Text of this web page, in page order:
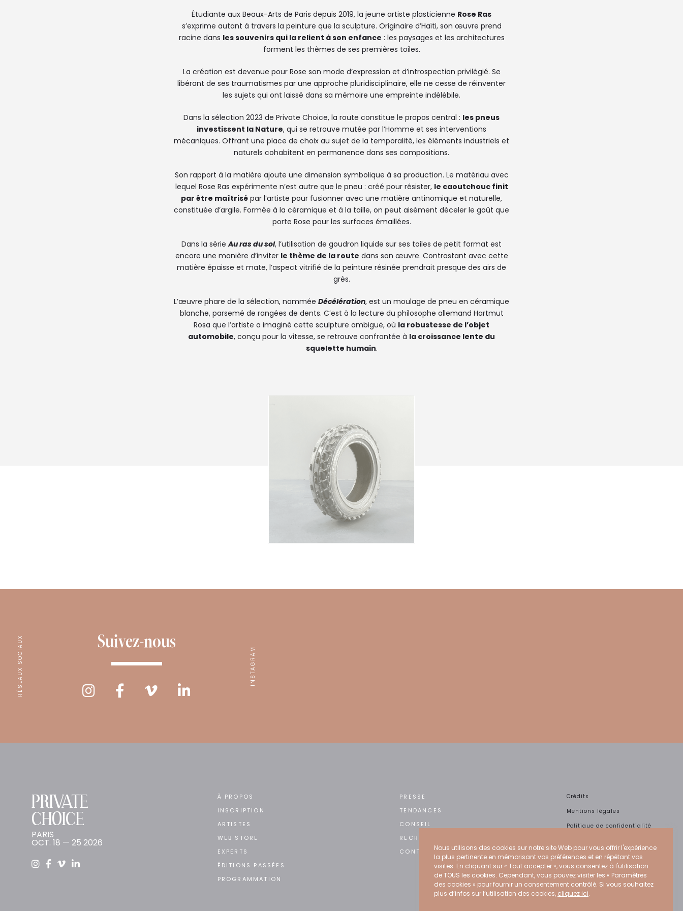
Étudiante aux Beaux-Arts de Paris depuis 2019, la jeune artiste plasticienne Rose Ras
s’exprime autant à travers la peinture que la sculpture. Originaire d’Haïti, son œuvre prend
racine dans les souvenirs qui la relient à son enfance : les paysages et les architectures
forment les thèmes de ses premières toiles.
La création est devenue pour Rose son mode d’expression et d’introspection privilégié. Se
libérant de ses traumatismes par une approche pluridisciplinaire, elle ne cesse de réinventer
les sujets qui ont laissé dans sa mémoire une empreinte indélébile.
Dans la sélection 2023 de Private Choice, la route constitue le propos central : les pneus
investissent la Nature, qui se retrouve mutée par l’Homme et ses interventions
mécaniques. Offrant une place de choix au sujet de la temporalité, les éléments industriels et
naturels cohabitent en permanence dans ses compositions.
Son rapport à la matière ajoute une dimension symbolique à sa production. Le matériau avec
lequel Rose Ras expérimente n’est autre que le pneu : créé pour résister, le caoutchouc finit
par être maîtrisé par l’artiste pour fusionner avec une matière antinomique et naturelle,
constituée d’argile. Formée à la céramique et à la taille, on peut aisément déceler le goût que
porte Rose pour les surfaces émaillées.
Dans la sérieAu ras du sol, l’utilisation de goudron liquide sur ses toiles de petit format est
encore une manière d’inviter le thème de la route dans son œuvre. Contrastant avec cette
matière épaisse et mate, l’aspect vitrifié de la peinture résinée prendrait presque des airs de
grès.
L’œuvre phare de la sélection, nommée Décélération, est un moulage de pneu en céramique
blanche, parsemé de rangées de dents. C’est à la lecture du philosophe allemand Hartmut
Rosa que l’artiste a imaginé cette sculpture ambiguë, où la robustesse de l’objet
automobile, conçu pour la vitesse, se retrouve confrontée à la croissance lente du
squelette humain.
RÉSEAUX SOCIAUX Suivez-nous
INSTAGRAM
PRIVATE
CHOICE
PARIS
OCT. 18 — 25 2026
À PROPOS
INSCRIPTION
ARTISTES
WEB STORE
EXPERTS
ÉDITIONS PASSÉES
PROGRAMMATION
PRESSE
TENDANCES
CONSEIL
RECRUTEMENT
CONTACT
Crédits
Mentions légales
Politique de confidentialité
CGU
Nous utilisons des cookies sur notre site Web pour vous offrir l'expérience
la plus pertinente en mémorisant vos préférences et en répétant vos
visites. En cliquant sur « Tout accepter », vous consentez à l'utilisation
de TOUS les cookies. Cependant, vous pouvez visiter les « Paramètres
des cookies » pour fournir un consentement contrôlé. Si vous souhaitez
plus d’infos sur l’utilisation des cookies, cliquez ici.